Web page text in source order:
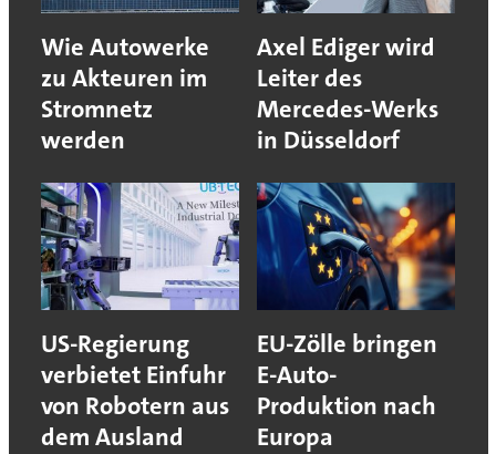
Wie Autowerke
zu Akteuren im
Stromnetz
werden
Axel Ediger wird
Leiter des
Mercedes-Werks
in Düsseldorf
US-Regierung
verbietet Einfuhr
von Robotern aus
dem Ausland
EU-Zölle bringen
E-Auto-
Produktion nach
Europa